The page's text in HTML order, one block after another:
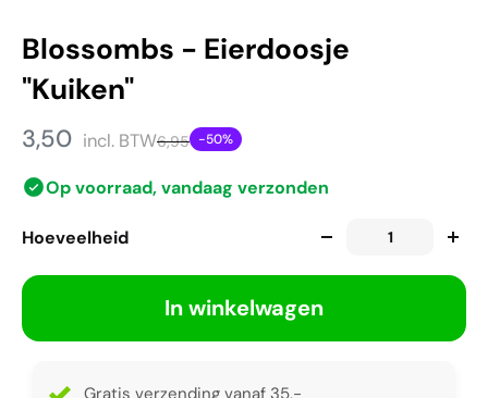
Blossombs - Eierdoosje
"Kuiken"
3,50 incl. BTW6,95 -50%
Op voorraad, vandaag verzonden
Hoeveelheid
In winkelwagen